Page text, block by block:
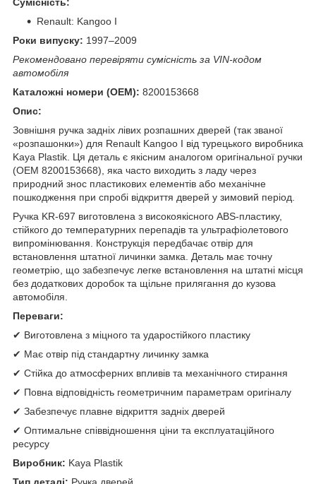
Renault: Kangoo I
Роки випуску: 1997–2009
Рекомендовано перевіряти сумісність за VIN-кодом
автомобіля
Каталожні номери (OEM): 8200153668
Опис:
Зовнішня ручка задніх лівих розпашних дверей (так званої
«розпашонки») для Renault Kangoo I від турецького виробника
Kaya Plastik. Ця деталь є якісним аналогом оригінальної ручки
(OEM 8200153668), яка часто виходить з ладу через
природний знос пластикових елементів або механічне
пошкодження при спробі відкриття дверей у зимовий період.
Ручка KR-697 виготовлена з високоякісного ABS-пластику,
стійкого до температурних перепадів та ультрафіолетового
випромінювання. Конструкція передбачає отвір для
встановлення штатної личинки замка. Деталь має точну
геометрію, що забезпечує легке встановлення на штатні місця
без додаткових доробок та щільне прилягання до кузова
автомобіля.
Переваги:
✔ Виготовлена з міцного та ударостійкого пластику
✔ Має отвір під стандартну личинку замка
✔ Стійка до атмосферних впливів та механічного стирання
✔ Повна відповідність геометричним параметрам оригіналу
✔ Забезпечує плавне відкриття задніх дверей
✔ Оптимальне співвідношення ціни та експлуатаційного
ресурсу
Виробник: Kaya Plastik
Тип деталі: Ручка дверей